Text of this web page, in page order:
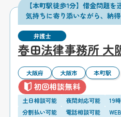
【本町駅徒歩1分】借金問題
気持ちに寄り添いながら、納
弁護士
春田法律事務所 大
大阪府 大阪市 本町駅
初回相談無料
土日相談可能 夜間対応可能 19
分割払い可能
電話相談可能